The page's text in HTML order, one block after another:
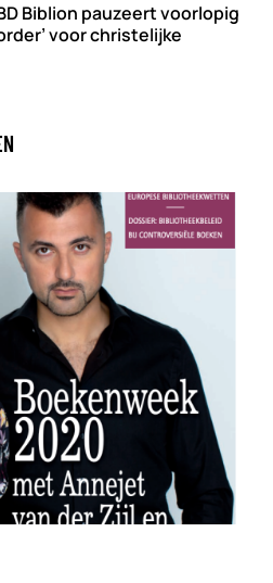
Biblion pauzeert voorlopig
voor christelijke